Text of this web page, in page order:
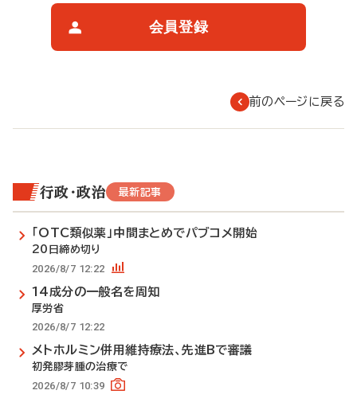
会員登録
前のページに戻る
行政・政治 最新記事
「OTC類似薬」中間まとめでパブコメ開始
20日締め切り
2026/8/7 12:22
14成分の一般名を周知
厚労省
2026/8/7 12:22
メトホルミン併用維持療法、先進Bで審議
初発膠芽腫の治療で
2026/8/7 10:39